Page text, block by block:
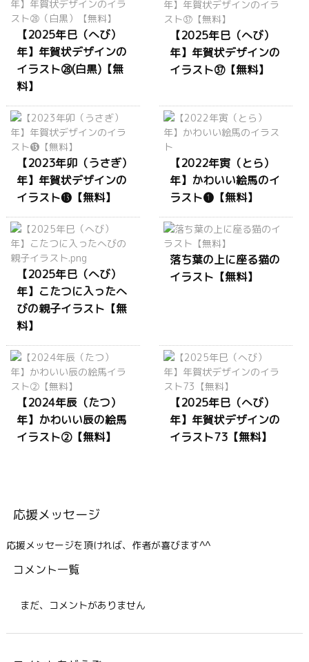
【2025年巳（へび）
年】年賀状デザインの
イラスト㉘(白黒)【無
料】
【2025年巳（へび）
年】年賀状デザインの
イラスト㊲【無料】
【2023年卯（うさぎ）
年】年賀状デザインの
イラスト⓭【無料】
【2022年寅（とら）
年】かわいい絵馬のイ
ラスト❶【無料】
【2025年巳（へび）
年】こたつに入ったへ
びの親子イラスト【無
料】
落ち葉の上に座る猫の
イラスト【無料】
【2024年辰（たつ）
年】かわいい辰の絵馬
イラスト②【無料】
【2025年巳（へび）
年】年賀状デザインの
イラスト73【無料】
応援メッセージ
応援メッセージを頂ければ、作者が喜びます^^
コメント一覧
まだ、コメントがありません